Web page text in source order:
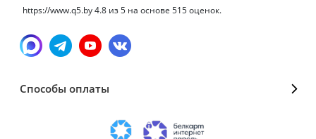
https://www.q5.by4.8 из5 на основе 515оценок.
Способы оплаты